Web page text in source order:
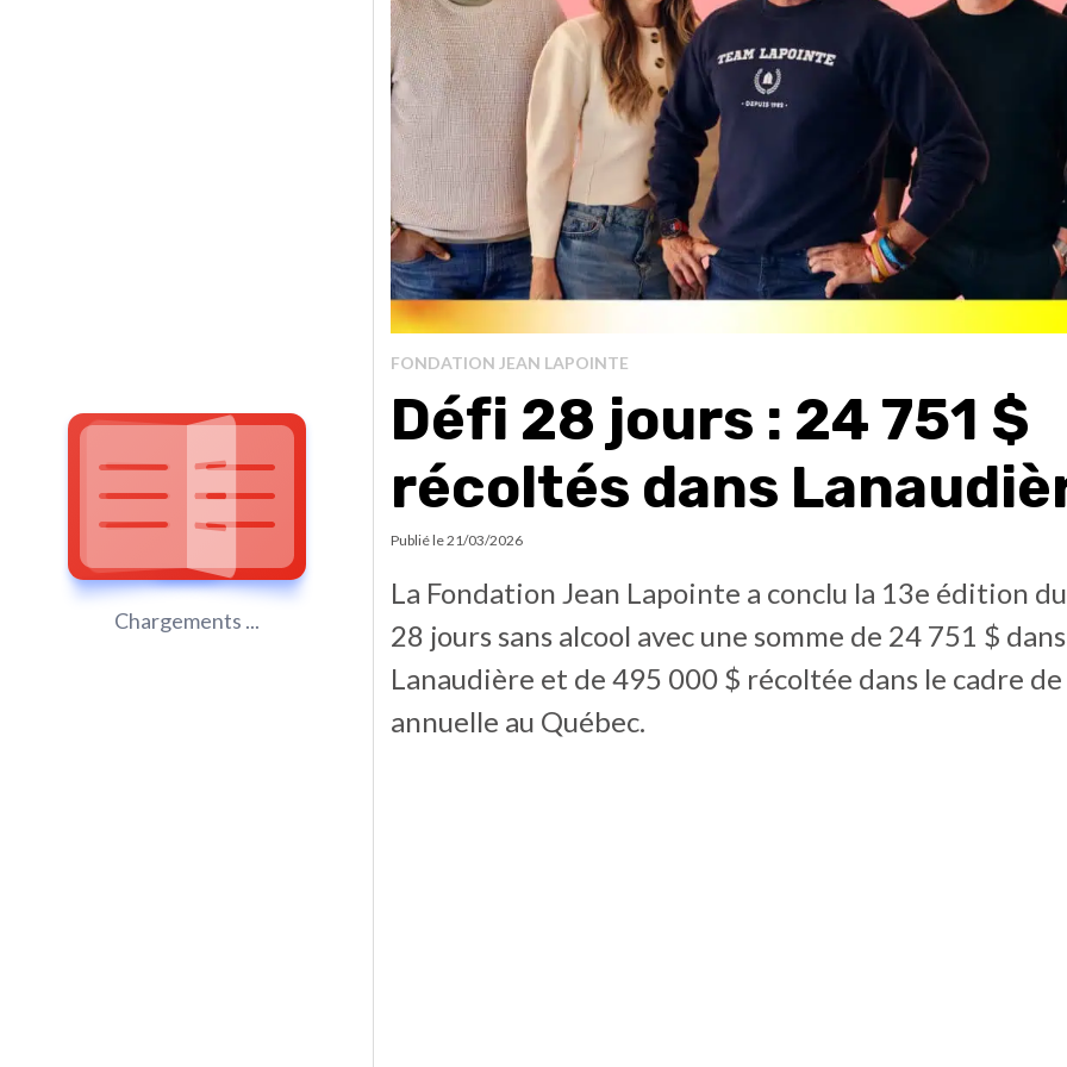
Chargements ...
FONDATION JEAN LAPOINTE
Défi 28 jours : 24 751 $
récoltés dans
Publié le21/03/2026
La Fondation Jean Lapointe a conclu la 13e édition
28 jours sans alcool avec une somme de 24 751 $ dans
Lanaudière et de 495 000 $ récoltée dans le cadre
annuelle au Québec.